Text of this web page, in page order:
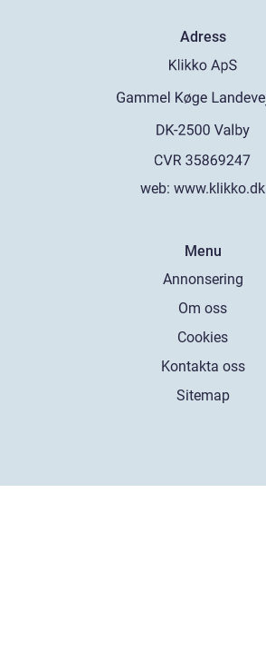
Adress
web: www.klikko.dk
Menu
Annonsering
Om oss
Cookies
Kontakta oss
Sitemap